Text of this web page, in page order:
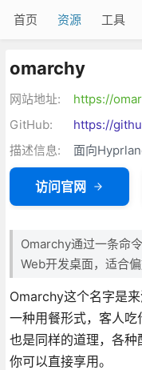
首页 资源 工具
omarchy
网站地址:
https://
GitHub:
https://
描述信息:
面向
访问官网
Omarchy通过一条命
Web开发桌面，适合
Omarchy这个名字是
一种用餐形式，客人
也是同样的道理，各种
你可以直接享用。